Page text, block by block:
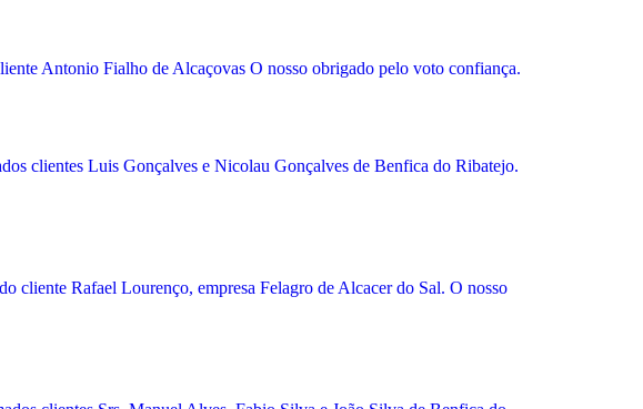
Antonio Fialho de Alcaçovas O nosso obrigado pelo voto confiança.
clientes Luis Gonçalves e Nicolau Gonçalves de Benfica do Ribatejo.
cliente Rafael Lourenço, empresa Felagro de Alcacer do Sal. O nosso